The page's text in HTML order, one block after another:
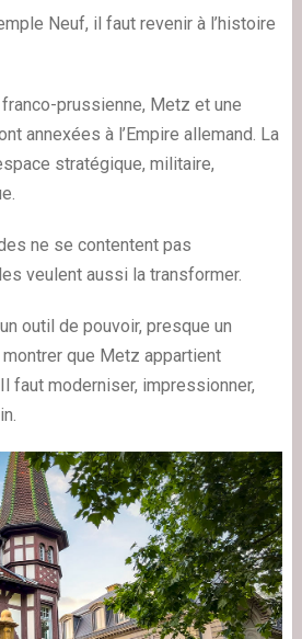
Neuf, il faut revenir à l’histoire
prussienne, Metz et une
annexées à l’Empire allemand. La
stratégique, militaire,
ne se contentent pas
veulent aussi la transformer.
outil de pouvoir, presque un
que Metz appartient
faut moderniser, impressionner,